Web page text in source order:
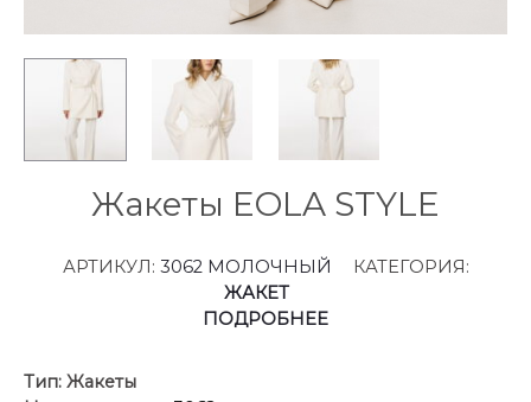
Жакеты EOLA STYLE
АРТИКУЛ: 3062 МОЛОЧНЫЙ
КАТЕГОРИЯ:
ЖАКЕТ
ПОДРОБНЕЕ
Тип: Жакеты